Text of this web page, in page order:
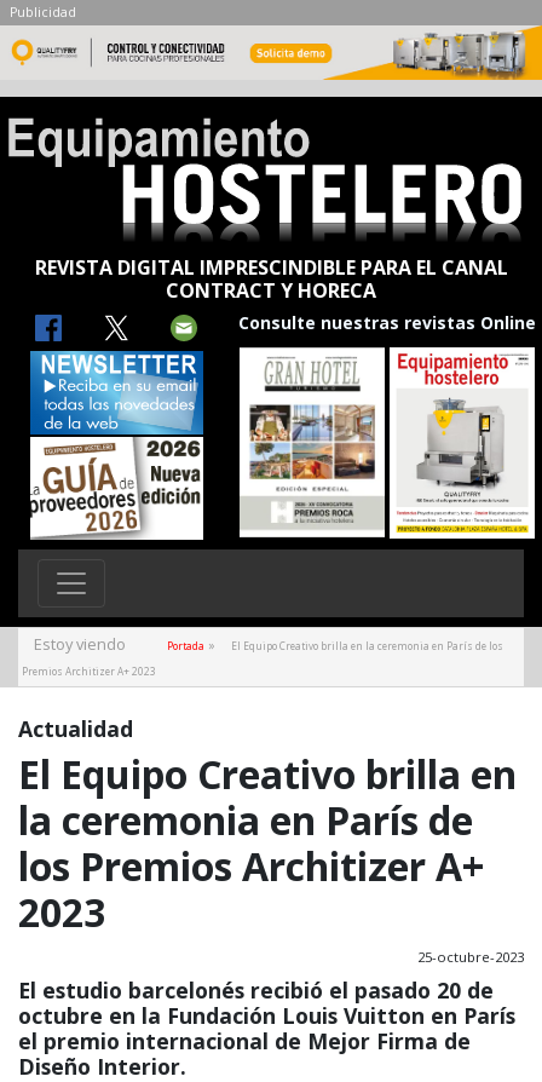
Publicidad
REVISTA DIGITAL IMPRESCINDIBLE PARA EL CANAL
CONTRACT Y HORECA
Consulte nuestras revistas Online
Estoy viendo Portada »
El Equipo Creativo brilla en la ceremonia en París de los
Premios Architizer A+ 2023
Actualidad
El Equipo Creativo brilla en
la ceremonia en París de
los Premios Architizer A+
2023
25-octubre-2023
El estudio barcelonés recibió el pasado 20 de
octubre en la Fundación Louis Vuitton en París
el premio internacional de Mejor Firma de
Diseño Interior.